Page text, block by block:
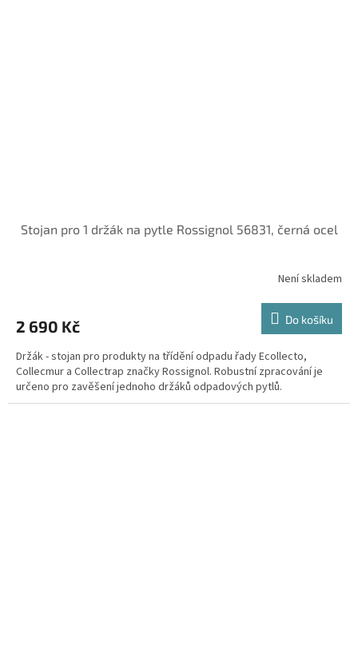
Stojan pro 1 držák na pytle Rossignol 56831, černá ocel
Není skladem
2 690 Kč Do košíku
Držák - stojan pro produkty na třídění odpadu řady Ecollecto,
Collecmur a Collectrap značky Rossignol. Robustní zpracování je
určeno pro zavěšení jednoho držáků odpadových pytlů.